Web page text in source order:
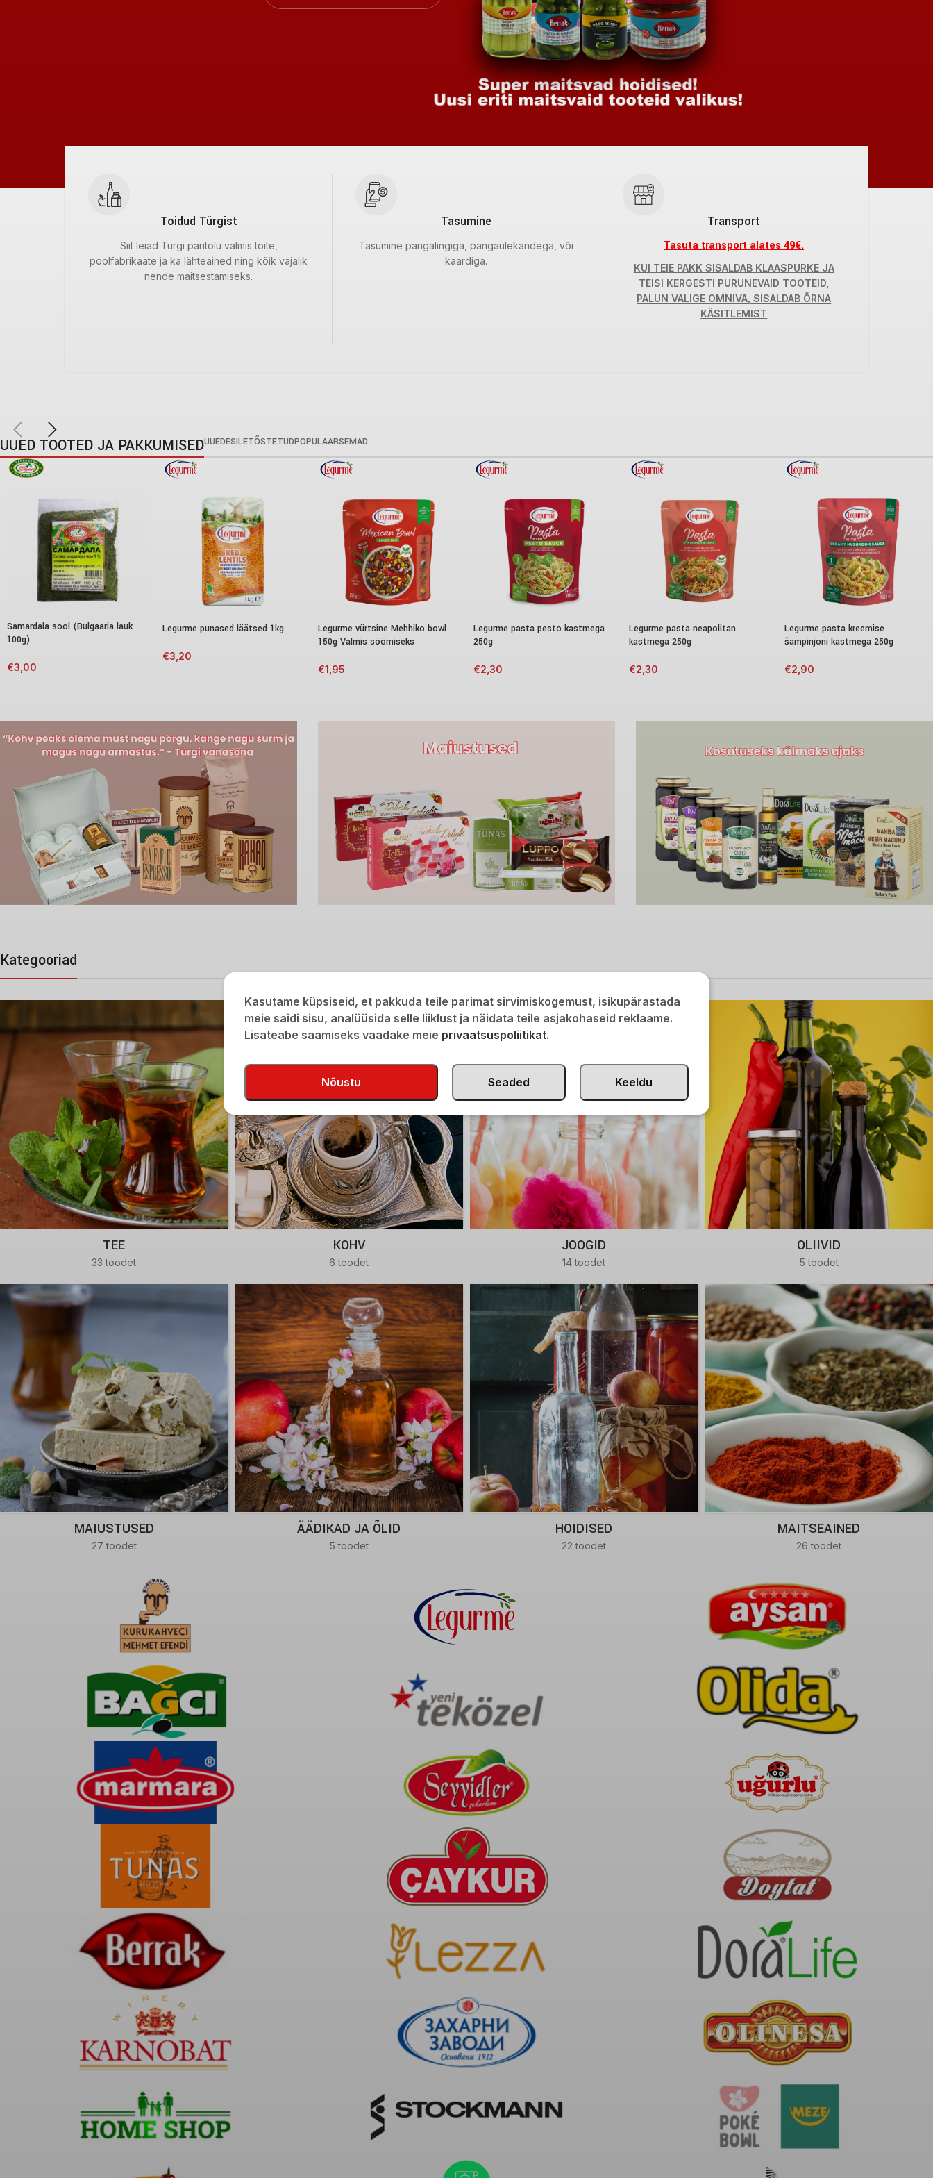
Toidud Türgist
Siit leiad Türgi päritolu valmis toite,
poolfabrikaate ja ka lähteained ning kõik vajalik
nende maitsestamiseks.
Tasumine
Tasumine pangalingiga, pangaülekandega, või
kaardiga.
Transport
Tasuta transport alates 49€.
KUI TEIE PAKK SISALDAB KLAASPURKE JA
TEISI KERGESTI PURUNEVAID TOOTEID,
PALUN VALIGE OMNIVA, SISALDAB ÕRNA
KÄSITLEMIST
UUED TOOTED JA PAKKUMISEDUUEDESILETÕSTETUDPOPULAARSEMAD
Samardala sool (Bulgaaria lauk
100g)
€3,00
Legurme punased läätsed 1kg
€3,20
Legurme vürtsine Mehhiko bowl
150g Valmis söömiseks
€1,95
Legurme pasta pesto kastmega
250g
€2,30
Legurme pasta neapolitan
kastmega 250g
€2,30
Legurme pasta kreemise
šampinjoni kastmega 250g
€2,90
POODI
Kategooriad
TEE
33 toodet
KOHV
6 toodet
JOOGID
14 toodet
OLIIVID
5 toodet
MAIUSTUSED
27 toodet
ÄÄDIKAD JA ÕLID
5 toodet
HOIDISED
22 toodet
MAITSEAINED
26 toodet
Kasutame küpsiseid, et pakkuda teile parimat sirvimiskogemust, isikupärastada
meie saidi sisu, analüüsida selle liiklust ja näidata teile asjakohaseid reklaame.
Lisateabe saamiseks vaadake meie privaatsuspoliitikat.
Nõustu Seaded Keeldu